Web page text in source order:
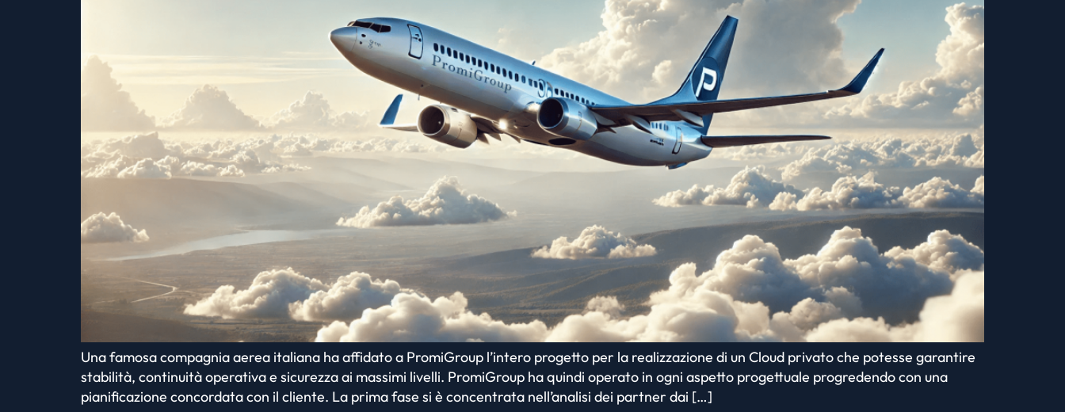
Una famosa compagnia aerea italiana ha affidato a PromiGroup l’intero progetto per la realizzazione di un Cloud privato che potesse garantire
stabilità, continuità operativa e sicurezza ai massimi livelli. PromiGroup ha quindi operato in ogni aspetto progettuale progredendo con una
pianificazione concordata con il cliente. La prima fase si è concentrata nell’analisi dei partner dai […]